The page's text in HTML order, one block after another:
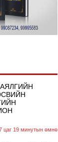
цаг 19 минутын өмнө